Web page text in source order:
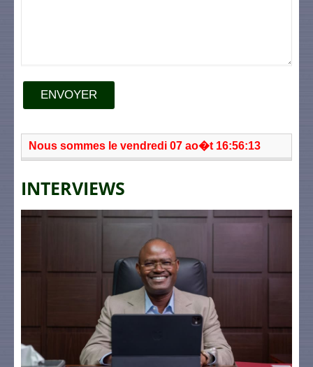
ENVOYER
Nous sommes le vendredi 07 ao�t 16:56:13
INTERVIEWS